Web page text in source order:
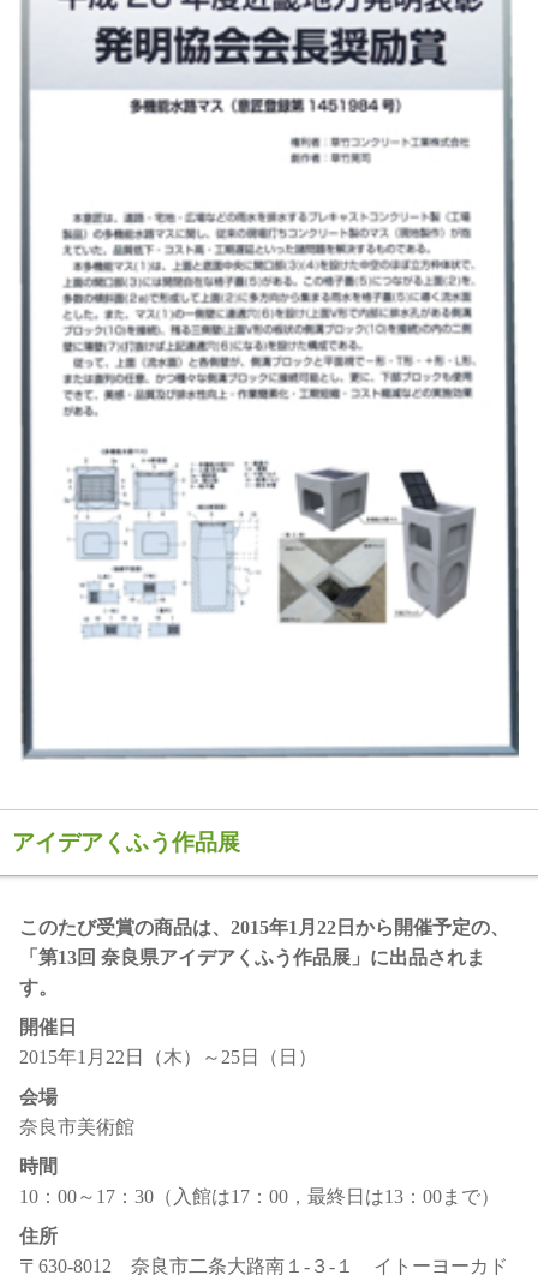
アイデアくふう作品展
このたび受賞の商品は、2015年1月22日から開催予定の、
「第13回 奈良県アイデアくふう作品展」に出品されま
す。
開催日
2015年1月22日（木）～25日（日）
会場
奈良市美術館
時間
10：00～17：30（入館は17：00，最終日は13：00まで）
住所
〒630-8012 奈良市二条大路南１-３-１ イトーヨーカド